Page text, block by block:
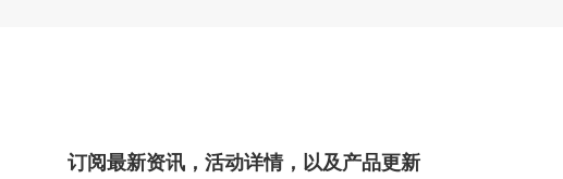
订阅最新资讯，活动详情，以及产品更新